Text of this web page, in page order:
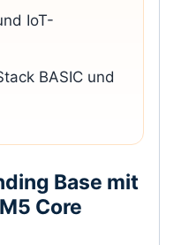
IoT-
BASIC und
Base mit
Core